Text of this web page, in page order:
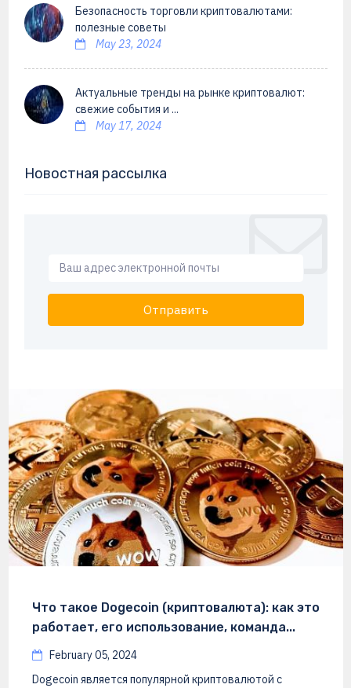
Безопасность торговли криптовалютами:
полезные советы
May 23, 2024
Актуальные тренды на рынке криптовалют:
свежие события и ...
May 17, 2024
Новостная рассылка
Отправить
Что такое Dogecoin (криптовалюта): как это
работает, его использование, команда...
February 05, 2024
Dogecoin является популярной криптовалютой с